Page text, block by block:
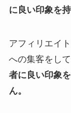
に良い印象を
アフィリエイ
への集客をし
者に良い印象
ん。